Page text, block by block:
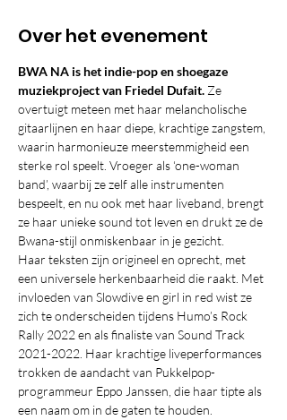
Over het evenement
BWA NA is het indie-pop en shoegaze
muziekproject van Friedel Dufait. Ze
overtuigt meteen met haar melancholische
gitaarlijnen en haar diepe, krachtige zangstem,
waarin harmonieuze meerstemmigheid een
sterke rol speelt. Vroeger als ‘one-woman
band’, waarbij ze zelf alle instrumenten
bespeelt, en nu ook met haar liveband, brengt
ze haar unieke sound tot leven en drukt ze de
Bwana-stijl onmiskenbaar in je gezicht.
Haar teksten zijn origineel en oprecht, met
een universele herkenbaarheid die raakt. Met
invloeden van Slowdive en girl in red wist ze
zich te onderscheiden tijdens Humo’s Rock
Rally 2022 en als finaliste van Sound Track
2021-2022. Haar krachtige liveperformances
trokken de aandacht van Pukkelpop-
programmeur Eppo Janssen, die haar tipte als
een naam om in de gaten te houden.